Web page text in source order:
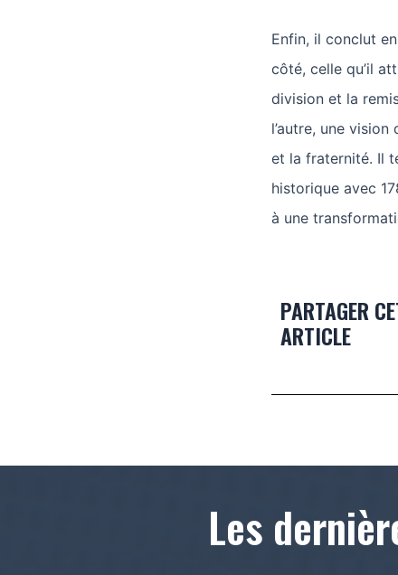
Enfin, il conclut
côté, celle qu’il
division et la
l’autre, une
et la fraternité. Il
historique avec
à une
PARTAGER
ARTICLE
Les